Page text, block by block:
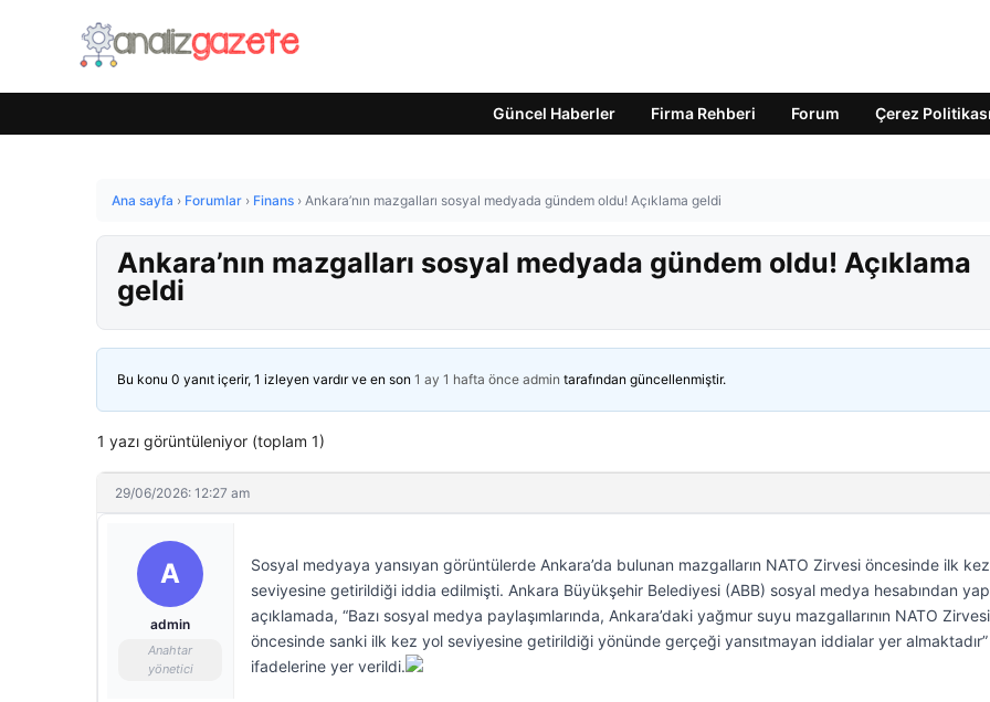
Güncel Haberler Firma Rehberi Forum Çerez Politikası
Ana sayfa › Forumlar › Finans › Ankara’nın mazgalları sosyal medyada gündem oldu! Açıklama geldi
Ankara’nın mazgalları sosyal medyada gündem oldu! Açıklama
geldi
Bu konu 0 yanıt içerir, 1 izleyen vardır ve en son 1 ay 1 hafta önce admin tarafından güncellenmiştir.
1 yazı görüntüleniyor (toplam 1)
29/06/2026: 12:27 am
A
admin
Anahtar
yönetici
Sosyal medyaya yansıyan görüntülerde Ankara’da bulunan mazgalların NATO Zirvesi öncesinde ilk
seviyesine getirildiği iddia edilmişti. Ankara Büyükşehir Belediyesi (ABB) sosyal medya hesabından
açıklamada, “Bazı sosyal medya paylaşımlarında, Ankara’daki yağmur suyu mazgallarının NATO Zirvesi
öncesinde sanki ilk kez yol seviyesine getirildiği yönünde gerçeği yansıtmayan iddialar yer almaktadır”
ifadelerine yer verildi.